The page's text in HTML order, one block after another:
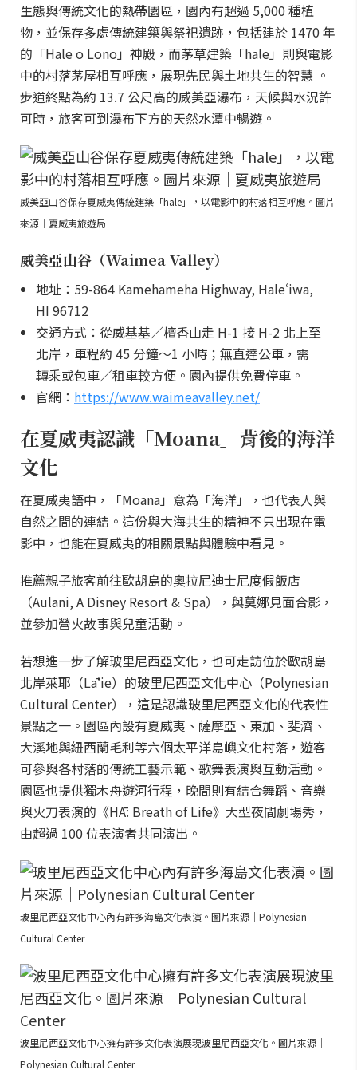
生態與傳統文化的熱帶園區，園內有超過 5,000 種植
物，並保存多處傳統建築與祭祀遺跡，包括建於 1470 年
的「Hale o Lono」神殿，而茅草建築「hale」則與電影
中的村落茅屋相互呼應，展現先民與土地共生的智慧 。
步道終點為約 13.7 公尺高的威美亞瀑布，天候與水況許
可時，旅客可到瀑布下方的天然水潭中暢遊。
威美亞山谷保存夏威夷傳統建築「hale」，以電影中的村落相互呼應。圖片
來源｜夏威夷旅遊局
威美亞山谷（Waimea Valley）
地址：59-864 Kamehameha Highway, Haleʻiwa,
HI 96712
交通方式：從威基基／檀香山走 H-1 接 H-2 北上至
北岸，車程約 45 分鐘～1 小時；無直達公車，需
轉乘或包車／租車較方便。園內提供免費停車。
官網： https://www.waimeavalley.net/
在夏威夷認識「Moana」背後的海洋
文化
在夏威夷語中，「Moana」意為「海洋」，也代表人與
自然之間的連結。這份與大海共生的精神不只出現在電
影中，也能在夏威夷的相關景點與體驗中看見。
推薦親子旅客前往歐胡島的奧拉尼迪士尼度假飯店
（Aulani, A Disney Resort & Spa），與莫娜見面合影，
並參加營火故事與兒童活動。
若想進一步了解玻里尼西亞文化，也可走訪位於歐胡島
北岸萊耶（Lāʻie）的玻里尼西亞文化中心（Polynesian
Cultural Center），這是認識玻里尼西亞文化的代表性
景點之一。園區內設有夏威夷、薩摩亞、東加、斐濟、
大溪地與紐西蘭毛利等六個太平洋島嶼文化村落，遊客
可參與各村落的傳統工藝示範、歌舞表演與互動活動。
園區也提供獨木舟遊河行程，晚間則有結合舞蹈、音樂
與火刀表演的《HĀ: Breath of Life》大型夜間劇場秀，
由超過 100 位表演者共同演出。
玻里尼西亞文化中心內有許多海島文化表演。圖片來源｜Polynesian
Cultural Center
波里尼西亞文化中心擁有許多文化表演展現波里尼西亞文化。圖片來源｜
Polynesian Cultural Center